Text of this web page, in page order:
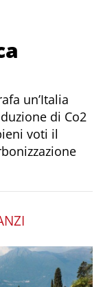
un’Italia
di Co2
voti il